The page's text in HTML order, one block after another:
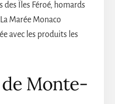
des Îles Féroé, homards
Marée Monaco
avec les produits les
de Monte-